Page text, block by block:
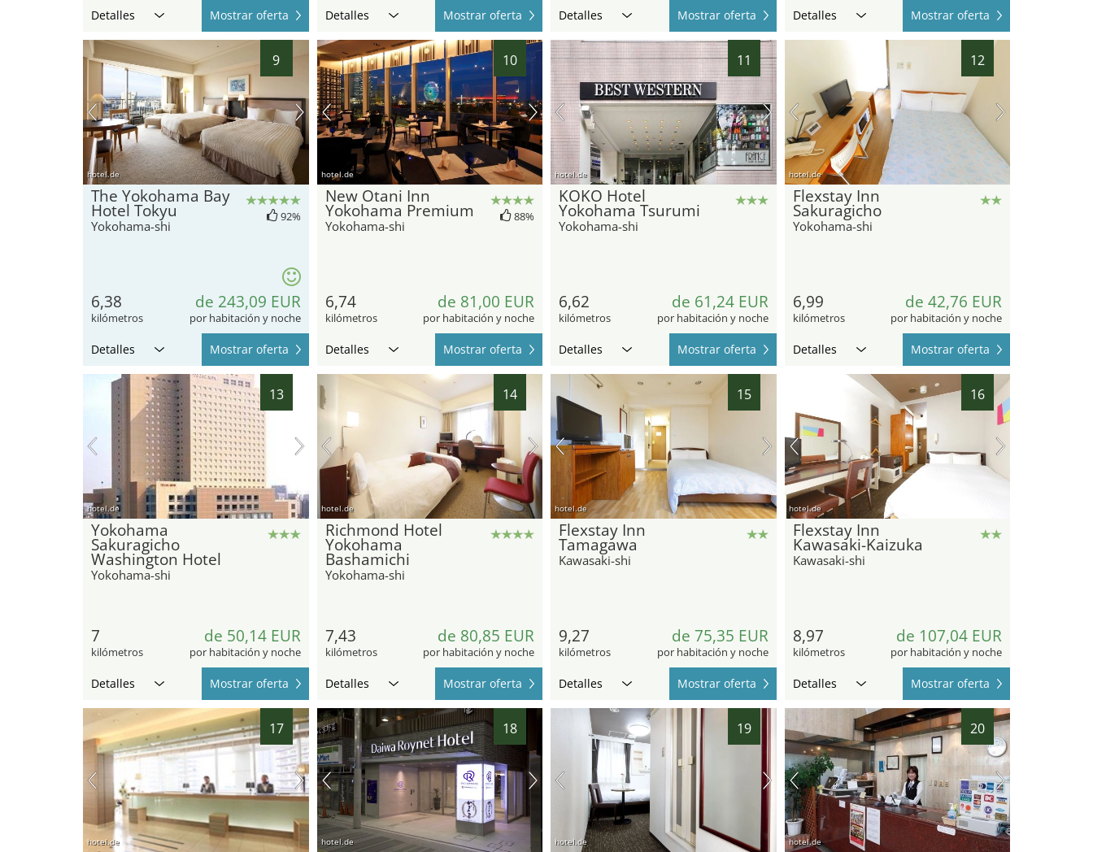
Detalles Mostrar oferta Detalles Mostrar oferta Detalles Mostrar oferta Detalles Mostrar oferta
9
hotel.de
The Yokohama Bay
Hotel Tokyu
Yokohama-shi
92%
6,38
kilómetros
de 243,09 EUR
por habitación y noche
Detalles Mostrar oferta
10
hotel.de
New Otani Inn
Yokohama Premium
Yokohama-shi
88%
6,74
kilómetros
de 81,00 EUR
por habitación y noche
Detalles Mostrar oferta
11
hotel.de
KOKO Hotel
Yokohama Tsurumi
Yokohama-shi
6,62
kilómetros
de 61,24 EUR
por habitación y noche
Detalles Mostrar oferta
12
hotel.de
Flexstay Inn
Sakuragicho
Yokohama-shi
6,99
kilómetros
de 42,76 EUR
por habitación y noche
Detalles Mostrar oferta
13
hotel.de
Yokohama
Sakuragicho
Washington Hotel
Yokohama-shi
7
kilómetros
de 50,14 EUR
por habitación y noche
Detalles Mostrar oferta
14
hotel.de
Richmond Hotel
Yokohama
Bashamichi
Yokohama-shi
7,43
kilómetros
de 80,85 EUR
por habitación y noche
Detalles Mostrar oferta
15
hotel.de
Flexstay Inn
Tamagawa
Kawasaki-shi
9,27
kilómetros
de 75,35 EUR
por habitación y noche
Detalles Mostrar oferta
16
hotel.de
Flexstay Inn
Kawasaki-Kaizuka
Kawasaki-shi
8,97
kilómetros
de 107,04 EUR
por habitación y noche
Detalles Mostrar oferta
17
hotel.de
18
hotel.de
19
hotel.de
20
hotel.de